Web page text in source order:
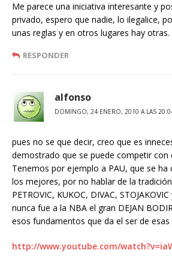
Me parece una iniciativa interesante y
privado, espero que nadie, lo ilegalice,
unas reglas y en otros lugares hay otras.
RESPONDER
alfonso
DOMINGO, 24 ENERO, 2010 A LAS
pues no se que decir, creo que es
demostrado que se puede competir con
Tenemos por ejemplo a PAU, que se ha
los mejores, por no hablar de la
PETROVIC, KUKOC, DIVAC,
nunca fue a la NBA el gran DEJAN
esos fundamentos que da el ser de esas
http://www.youtube.com/